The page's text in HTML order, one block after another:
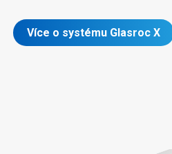
Více o systému Glasroc X